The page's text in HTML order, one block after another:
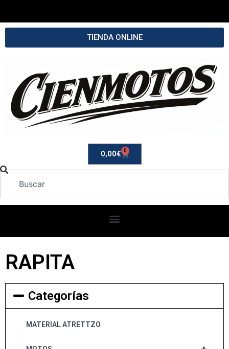
TIENDA ONLINE
0,00€ 0
RAPITA
Categorías
MATERIAL ATRETTZO